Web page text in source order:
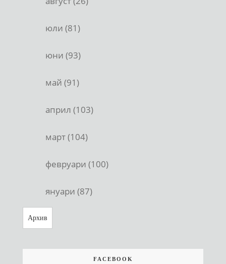
юли (81)
юни (93)
май (91)
април (103)
март (104)
февруари (100)
януари (87)
Архив
FACEBOOK